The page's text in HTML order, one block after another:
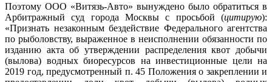
Поэтому ООО «Витязь-Авто» вынуждено было обратиться в
Арбитражный суд города Москвы с просьбой (цитирую):
«Признать незаконным бездействие Федерального агентства
по рыболовству, выраженное в неисполнении обязанности по
изданию акта об утверждении распределения квот добычи
(вылова) водных биоресурсов на инвестиционные цели на
2019 год, предусмотренный п. 45 Положения о закреплении и